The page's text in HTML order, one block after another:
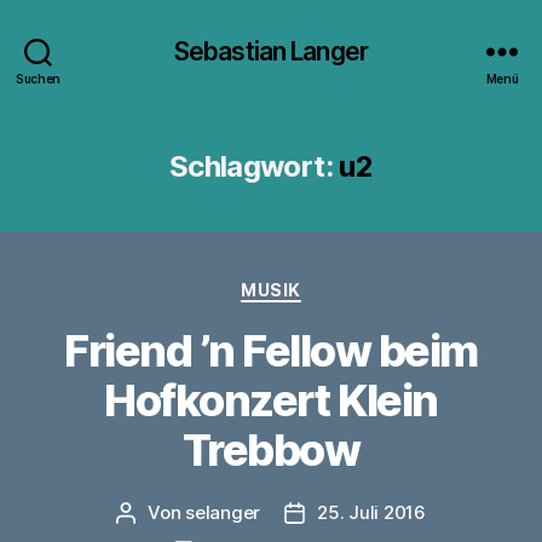
Suchen
Sebastian Langer
Menü
Schlagwort: u2
Kategorien
MUSIK
Friend ’n Fellow beim
Hofkonzert Klein
Trebbow
Beitragsautor
Von selanger Veröffentlichungsdatum
25. Juli 2016